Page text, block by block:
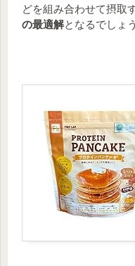
どを組み合わせて摂取
の最適解となるでしょ